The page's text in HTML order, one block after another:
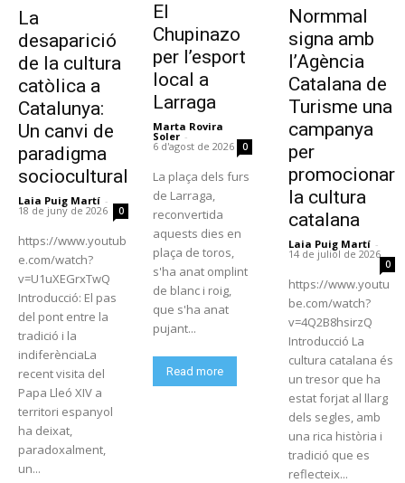
La
desaparició
de la cultura
catòlica a
Catalunya:
Un canvi de
paradigma
sociocultural
Laia Puig Martí -
18 de juny de 2026 0
https://www.youtub
e.com/watch?
v=U1uXEGrxTwQ
Introducció: El pas
del pont entre la
tradició i la
indiferènciaLa
recent visita del
Papa Lleó XIV a
territori espanyol
ha deixat,
paradoxalment,
un...
El
Chupinazo
per l’esport
local a
Larraga
Marta Rovira
Soler -
6 d'agost de 2026 0
La plaça dels furs
de Larraga,
reconvertida
aquests dies en
plaça de toros,
s'ha anat omplint
de blanc i roig,
que s'ha anat
pujant...
Read more
Normmal
signa amb
l’Agència
Catalana de
Turisme una
campanya
per
promocionar
la cultura
catalana
Laia Puig Martí -
14 de juliol de 2026
0
https://www.youtu
be.com/watch?
v=4Q2B8hsirzQ
Introducció La
cultura catalana és
un tresor que ha
estat forjat al llarg
dels segles, amb
una rica història i
tradició que es
reflecteix...